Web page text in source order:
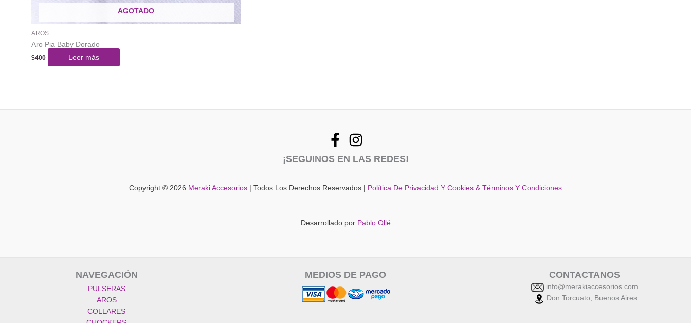
AGOTADO
AROS
Aro Pia Baby Dorado
$400 Leer más
¡SEGUINOS EN LAS REDES!
Copyright © 2026 Meraki Accesorios | Todos Los Derechos Reservados | Política De Privacidad Y Cookies & Términos Y Condiciones
Desarrollado por Pablo Ollé
NAVEGACIÓN
PULSERAS
AROS
COLLARES
MEDIOS DE PAGO CONTACTANOS
info@merakiaccesorios.com
Don Torcuato, Buenos Aires